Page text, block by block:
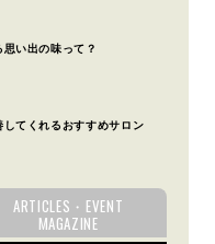
い出の味って？
てくれるおすすめサロン
ARTICLES・EVENT
MAGAZINE